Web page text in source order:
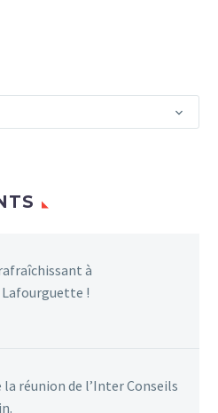
des conditions
de catégorie A
à
!
réunion de l’Inter Conseils